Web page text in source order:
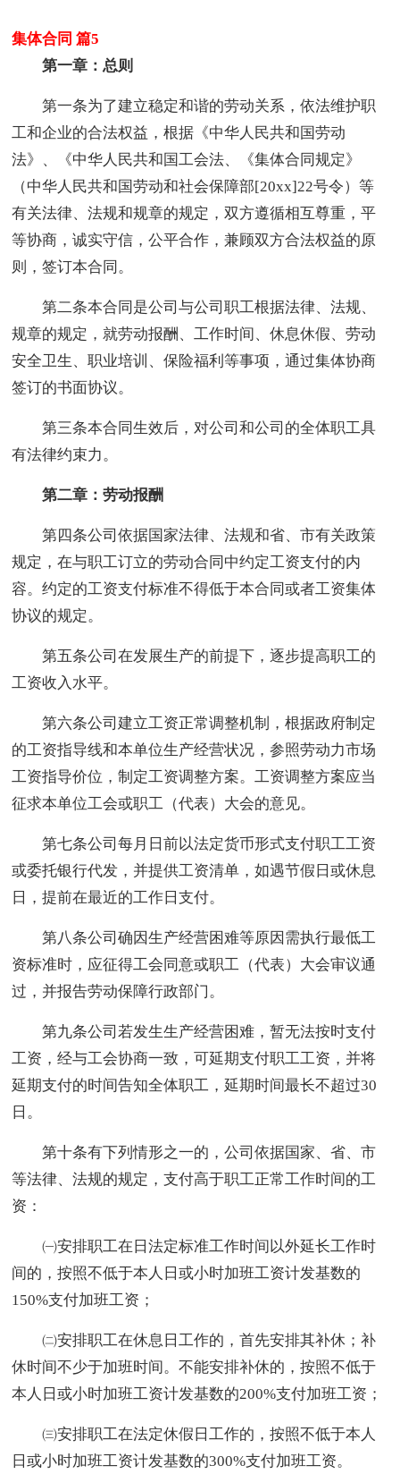
集体合同 篇5
第一章：总则
第一条为了建立稳定和谐的劳动关系，依法维护职
工和企业的合法权益，根据《中华人民共和国劳动
法》、《中华人民共和国工会法、《集体合同规定》
（中华人民共和国劳动和社会保障部[20xx]22号令）等
有关法律、法规和规章的规定，双方遵循相互尊重，平
等协商，诚实守信，公平合作，兼顾双方合法权益的原
则，签订本合同。
第二条本合同是公司与公司职工根据法律、法规、
规章的规定，就劳动报酬、工作时间、休息休假、劳动
安全卫生、职业培训、保险福利等事项，通过集体协商
签订的书面协议。
第三条本合同生效后，对公司和公司的全体职工具
有法律约束力。
第二章：劳动报酬
第四条公司依据国家法律、法规和省、市有关政策
规定，在与职工订立的劳动合同中约定工资支付的内
容。约定的工资支付标准不得低于本合同或者工资集体
协议的规定。
第五条公司在发展生产的前提下，逐步提高职工的
工资收入水平。
第六条公司建立工资正常调整机制，根据政府制定
的工资指导线和本单位生产经营状况，参照劳动力市场
工资指导价位，制定工资调整方案。工资调整方案应当
征求本单位工会或职工（代表）大会的意见。
第七条公司每月日前以法定货币形式支付职工工资
或委托银行代发，并提供工资清单，如遇节假日或休息
日，提前在最近的工作日支付。
第八条公司确因生产经营困难等原因需执行最低工
资标准时，应征得工会同意或职工（代表）大会审议通
过，并报告劳动保障行政部门。
第九条公司若发生生产经营困难，暂无法按时支付
工资，经与工会协商一致，可延期支付职工工资，并将
延期支付的时间告知全体职工，延期时间最长不超过30
日。
第十条有下列情形之一的，公司依据国家、省、市
等法律、法规的规定，支付高于职工正常工作时间的工
资：
㈠安排职工在日法定标准工作时间以外延长工作时
间的，按照不低于本人日或小时加班工资计发基数的
150%支付加班工资；
㈡安排职工在休息日工作的，首先安排其补休；补
休时间不少于加班时间。不能安排补休的，按照不低于
本人日或小时加班工资计发基数的200%支付加班工资；
㈢安排职工在法定休假日工作的，按照不低于本人
日或小时加班工资计发基数的300%支付加班工资。